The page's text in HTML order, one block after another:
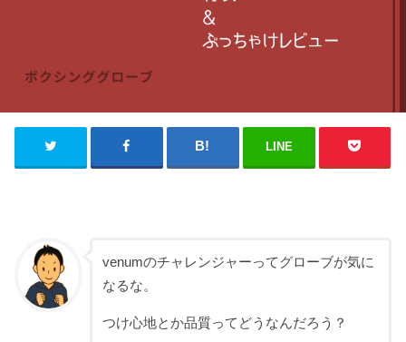
LINE
venumのチャレンジャーってグローブが気に
なるな。
つけ心地とか品質ってどうなんだろう？